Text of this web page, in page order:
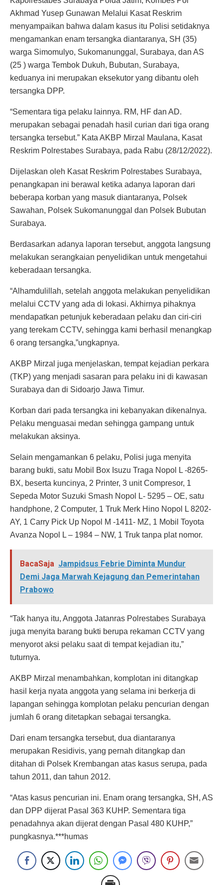
Akhmad Yusep Gunawan Melalui Kasat Reskrim
menyampaikan bahwa dalam kasus itu Polisi setidaknya
mengamankan enam tersangka diantaranya, SH (35)
warga Simomulyo, Sukomanunggal, Surabaya, dan AS
(25 ) warga Tembok Dukuh, Bubutan, Surabaya,
keduanya ini merupakan eksekutor yang dibantu oleh
tersangka DPP.
“Sementara tiga pelaku lainnya. RM, HF dan AD.
merupakan sebagai penadah hasil curian dari tiga orang
tersangka tersebut.” Kata AKBP Mirzal Maulana, Kasat
Reskrim Polrestabes Surabaya, pada Rabu (28/12/2022).
Dijelaskan oleh Kasat Reskrim Polrestabes Surabaya,
penangkapan ini berawal ketika adanya laporan dari
beberapa korban yang masuk diantaranya, Polsek
Sawahan, Polsek Sukomanunggal dan Polsek Bubutan
Surabaya.
Berdasarkan adanya laporan tersebut, anggota langsung
melakukan serangkaian penyelidikan untuk mengetahui
keberadaan tersangka.
“Alhamdulillah, setelah anggota melakukan penyelidikan
melalui CCTV yang ada di lokasi. Akhirnya pihaknya
mendapatkan petunjuk keberadaan pelaku dan ciri-ciri
yang terekam CCTV, sehingga kami berhasil menangkap
6 orang tersangka,”ungkapnya.
AKBP Mirzal juga menjelaskan, tempat kejadian perkara
(TKP) yang menjadi sasaran para pelaku ini di kawasan
Surabaya dan di Sidoarjo Jawa Timur.
Korban dari pada tersangka ini kebanyakan dikenalnya.
Pelaku menguasai medan sehingga gampang untuk
melakukan aksinya.
Selain mengamankan 6 pelaku, Polisi juga menyita
barang bukti, satu Mobil Box Isuzu Traga Nopol L -8265-
BX, beserta kuncinya, 2 Printer, 3 unit Compresor, 1
Sepeda Motor Suzuki Smash Nopol L- 5295 – OE, satu
handphone, 2 Computer, 1 Truk Merk Hino Nopol L 8202-
AY, 1 Carry Pick Up Nopol M -1411- MZ, 1 Mobil Toyota
Avanza Nopol L – 1984 – NW, 1 Truk tanpa plat nomor.
BacaSaja Jampidsus Febrie Diminta Mundur
Demi Jaga Marwah Kejagung dan Pemerintahan
Prabowo
“Tak hanya itu, Anggota Jatanras Polrestabes Surabaya
juga menyita barang bukti berupa rekaman CCTV yang
menyorot aksi pelaku saat di tempat kejadian itu,”
tuturnya.
AKBP Mirzal menambahkan, komplotan ini ditangkap
hasil kerja nyata anggota yang selama ini berkerja di
lapangan sehingga komplotan pelaku pencurian dengan
jumlah 6 orang ditetapkan sebagai tersangka.
Dari enam tersangka tersebut, dua diantaranya
merupakan Residivis, yang pernah ditangkap dan
ditahan di Polsek Krembangan atas kasus serupa, pada
tahun 2011, dan tahun 2012.
“Atas kasus pencurian ini. Enam orang tersangka, SH, AS
dan DPP dijerat Pasal 363 KUHP. Sementara tiga
penadahnya akan dijerat dengan Pasal 480 KUHP,”
pungkasnya.***humas